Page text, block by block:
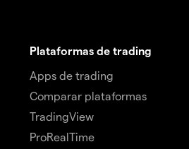
Plataformas de trading
Apps de trading
Comparar plataformas
TradingView
ProRealTime